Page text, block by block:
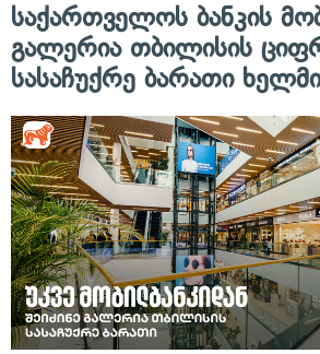
საქართველოს ბანკის
გალერია თბილისის
სასაჩუქრე ბარათი